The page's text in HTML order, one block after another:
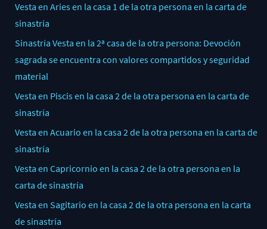
Vesta en Aries en la casa 1 de la otra persona en la carta de
sinastría
Sinastría Vesta en la 2ª casa de la otra persona: Devoción
sagrada se encuentra con valores compartidos y seguridad
material
Vesta en Piscis en la casa 2 de la otra persona en la carta de
sinastría
Vesta en Acuario en la casa 2 de la otra persona en la carta de
sinastría
Vesta en Capricornio en la casa 2 de la otra persona en la
carta de sinastría
Vesta en Sagitario en la casa 2 de la otra persona en la carta
de sinastría